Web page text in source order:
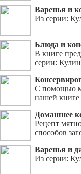
Варенья и
Из серии:
Блюда и
В книге
серии:
С помощью
нашей
Домашнее
Рецепт
способов
Варенья и
Из серии: